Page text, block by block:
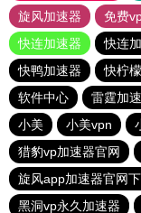
旋风加速器
免费
快连加速器
快连
快鸭加速器
快柠
软件中心
雷霆加速
小美
小美vpn
猎豹vp加速器官网
旋风app加速器官网
黑洞vp永久加速器